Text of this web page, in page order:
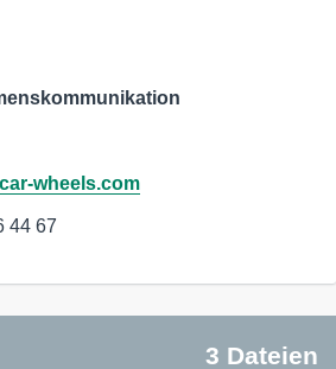
wheels.com
44 67
3 Dateien